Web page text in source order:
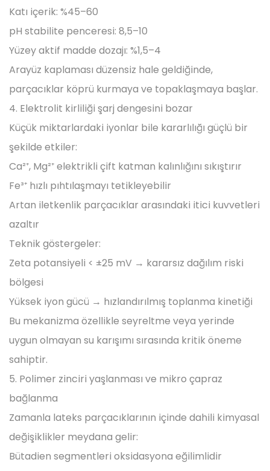
Katı içerik: %45–60
pH stabilite penceresi: 8,5–10
Yüzey aktif madde dozajı: %1,5–4
Arayüz kaplaması düzensiz hale geldiğinde,
parçacıklar köprü kurmaya ve topaklaşmaya başlar.
4. Elektrolit kirliliği şarj dengesini bozar
Küçük miktarlardaki iyonlar bile kararlılığı güçlü bir
şekilde etkiler:
Ca²⁺, Mg²⁺ elektrikli çift katman kalınlığını sıkıştırır
Fe³⁺ hızlı pıhtılaşmayı tetikleyebilir
Artan iletkenlik parçacıklar arasındaki itici kuvvetleri
azaltır
Teknik göstergeler:
Zeta potansiyeli < ±25 mV → kararsız dağılım riski
bölgesi
Yüksek iyon gücü → hızlandırılmış toplanma kinetiği
Bu mekanizma özellikle seyreltme veya yerinde
uygun olmayan su karışımı sırasında kritik öneme
sahiptir.
5. Polimer zinciri yaşlanması ve mikro çapraz
bağlanma
Zamanla lateks parçacıklarının içinde dahili kimyasal
değişiklikler meydana gelir:
Bütadien segmentleri oksidasyona eğilimlidir